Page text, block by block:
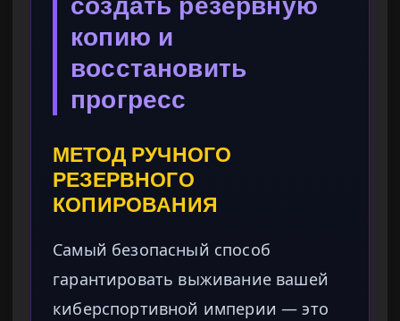
создать резервную
копию и
восстановить
прогресс
МЕТОД РУЧНОГО
РЕЗЕРВНОГО
КОПИРОВАНИЯ
Самый безопасный способ
гарантировать выживание вашей
киберспортивной империи — это